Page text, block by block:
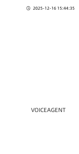
2025-12-16 15:44:35
VOICEAGENT